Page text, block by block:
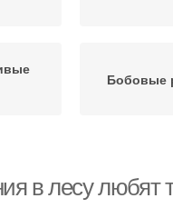
Бобовые
в лесу